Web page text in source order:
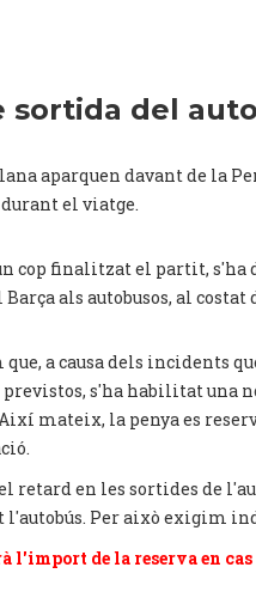
sortida del
aparquen davant de la
el viatge.
cop finalitzat el partit, s'ha
als autobusos, al
a causa dels incidents
s'ha habilitat una
mateix, la penya es
retard en les sortides de
l'autobús. Per això exigim
l'import de la reserva en